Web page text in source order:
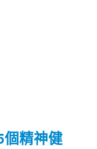
精神健